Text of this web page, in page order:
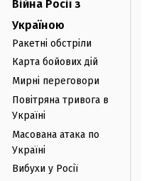
Війна Росії з
Україною
Ракетні обстріли
Карта бойових дій
Мирні переговори
Повітряна тривога в
Україні
Масована атака по
Україні
Вибухи у Росії